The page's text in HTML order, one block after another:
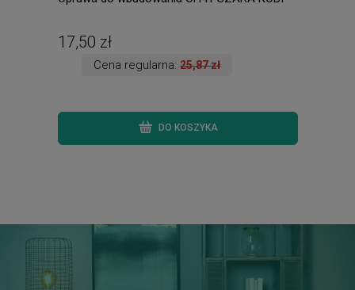
17,50 zł
Cena regularna:25,87 zł
DO KOSZYKA